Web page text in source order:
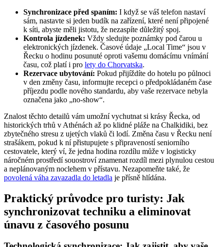
Synchronizace před spaním: I když se váš telefon nastaví
sám, nastavte si jeden budík na zařízení, které není připojené
k síti, abyste měli jistotu, že nezaspíte důležitý spoj.
Kontrola jízdenek: Vždy sledujte poznámky pod čarou u
elektronických jízdenek. Časové údaje „Local Time“ jsou v
Řecku o hodinu posunuté oproti vašemu domácímu vnímání
času, což platí i pro lety do Chorvatska.
Rezervace ubytování: Pokud přijíždíte do hotelu po půlnoci
v den změny času, informujte recepci o předpokládaném čase
příjezdu podle nového standardu, aby vaše rezervace nebyla
označena jako „no-show“.
Znalost těchto detailů vám umožní vychutnat si krásy Řecka, od
historických trhů v Athénách až po klidné pláže na Chalkidiki, bez
zbytečného stresu z ujetých vlaků či lodí. Změna času v Řecku není
strašákem, pokud k ní přistupujete s připraveností seniorního
cestovatele, který ví, že jedna hodina rozdílu může v logisticky
náročném prostředí souostroví znamenat rozdíl mezi plynulou cestou
a neplánovaným noclehem v přístavu. Nezapomeňte také, že
povolená váha zavazadla do letadla je přísně hlídána.
Praktický průvodce pro turisty: Jak
synchronizovat techniku a eliminovat
únavu z časového posunu